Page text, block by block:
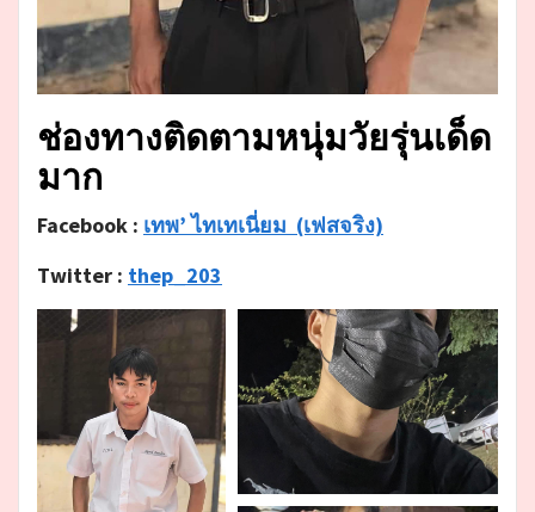
ช่องทางติดตามหนุ่มวัยรุ่นเด็ด
มาก
Facebook : เทพ’ ไทเทเนี่ยม (เฟสจริง)
Twitter : thep_203